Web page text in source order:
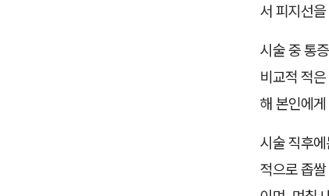
서 피지선
시술 중 통
비교적 적
해 본인에
시술 직후
적으로 좁